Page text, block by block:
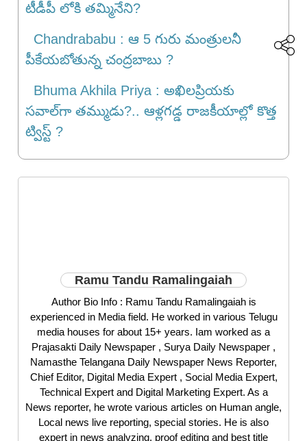
టీడీపీ లోకి తమ్మినేని?
Chandrababu : ఆ 5 గురు మంత్రులనీ
పీకేయబోతున్న చంద్రబాబు ?
Bhuma Akhila Priya : అఖిలప్రియకు
సవాల్‌గా తమ్ముడు?.. ఆళ్లగడ్డ రాజకీయాల్లో కొత్త
ట్విస్ట్ ?
Ramu Tandu Ramalingaiah
Author Bio Info : Ramu Tandu Ramalingaiah is
experienced in Media field. He worked in various Telugu
media houses for about 15+ years. Iam worked as a
Prajasakti Daily Newspaper , Surya Daily Newspaper ,
Namasthe Telangana Daily Newspaper News Reporter,
Chief Editor, Digital Media Expert , Social Media Expert,
Technical Expert and Digital Marketing Expert. As a
News reporter, he wrote various articles on Human angle,
Local news live reporting, special stories. He is also
expert in news analyzing, proof editing and best title